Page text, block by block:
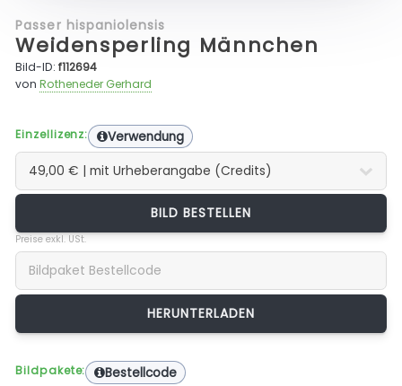
Passer hispaniolensis
Weidensperling Männchen
Bild-ID:f112694
vonRotheneder Gerhard
Einzellizenz: Verwendung
BILD BESTELLEN
Preise exkl. USt.
Bildpakete: Bestellcode